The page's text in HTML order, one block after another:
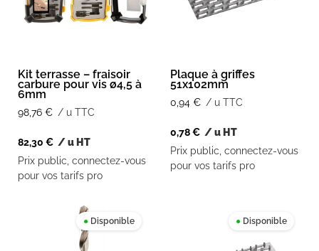
Kit terrasse – fraisoir
carbure pour vis ø4,5 à
6mm
98,76 € / u TTC
82,30 € / u HT
Prix public, connectez-vous
pour vos tarifs pro
Plaque à griffes
51x102mm
0,94 € / u TTC
0,78€ / u HT
Prix public, connectez-vous
pour vos tarifs pro
● Disponible ● Disponible